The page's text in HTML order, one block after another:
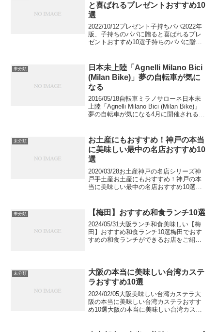
と喜ばれるプレゼントおすすめ10
選
2022/10/12プレゼント子持ちパパ2022年
版、子持ちのパパに贈ると喜ばれるプレ
ゼントおすすめ10選子持ちのパパに贈る
合、子どもと一緒に使えるものや、子育
てでの疲れ...
未分類
日本未上陸「Agnelli Milano Bici
(Milan Bike)」夢の自転車が気に
なる
2016/05/18自転車ミラノサローネ日本未
上陸「Agnelli Milano Bici (Milan Bike)」
夢の自転車が気になる4月に開催される世
未分類
お土産にもおすすめ！神戸の本当
に美味しい最中の名店おすすめ10
選
2020/03/28お土産神戸の名店シリーズ神
戸手土産お土産にもおすすめ！神戸の本
当に美味しい最中の名店おすすめ10選お
の生地と上品な甘みの餡との組み合わせ
である最中は...
未分類 【梅田】おすすめ和食ランチ10選
2024/05/31大阪ランチ和食美味しい【梅
田】おすすめ和食ランチ10選梅田でおす
すめの和食ランチができるお店をご紹介
食べるか迷っ...
未分類
大阪の本当に美味しい台湾カステ
ラおすすめ10選
2024/02/05大阪美味しい台湾カステラ大
阪の本当に美味しい台湾カステラおすす
め10選大阪の本当に美味しい台湾カステ